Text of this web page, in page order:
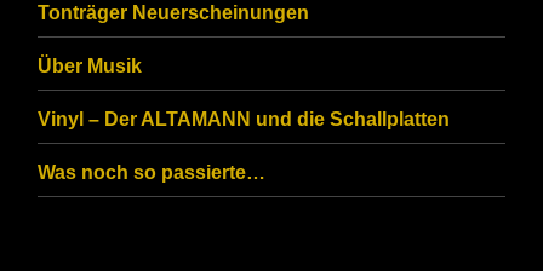
human.
Tonträger Neuerscheinungen
Über Musik
Vinyl – Der ALTAMANN und die Schallplatten
Was noch so passierte…